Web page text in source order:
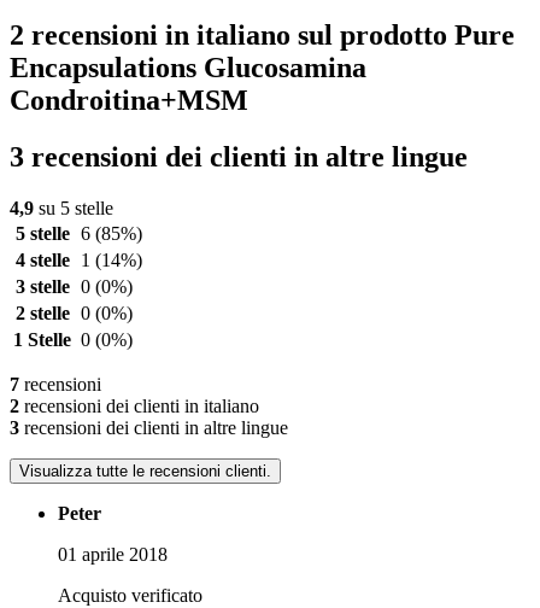
2 recensioni in italiano sul prodotto Pure
Encapsulations Glucosamina
Condroitina+MSM
3 recensioni dei clienti in altre lingue
4,9 su 5 stelle
5 stelle 6 (85%)
4 stelle
1 (14%)
3 stelle 0 (0%)
2 stelle 0 (0%)
1 Stelle 0 (0%)
7 recensioni
2 recensioni dei clienti in italiano
3 recensioni dei clienti in altre lingue
Visualizza tutte le recensioni clienti.
Peter
01 aprile 2018
Acquisto verificato